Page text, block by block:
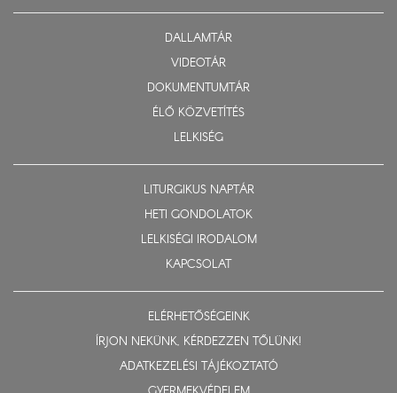
DALLAMTÁR
VIDEOTÁR
DOKUMENTUMTÁR
ÉLŐ KÖZVETÍTÉS
LELKISÉG
LITURGIKUS NAPTÁR
HETI GONDOLATOK
LELKISÉGI IRODALOM
KAPCSOLAT
ELÉRHETŐSÉGEINK
ÍRJON NEKÜNK, KÉRDEZZEN TŐLÜNK!
ADATKEZELÉSI TÁJÉKOZTATÓ